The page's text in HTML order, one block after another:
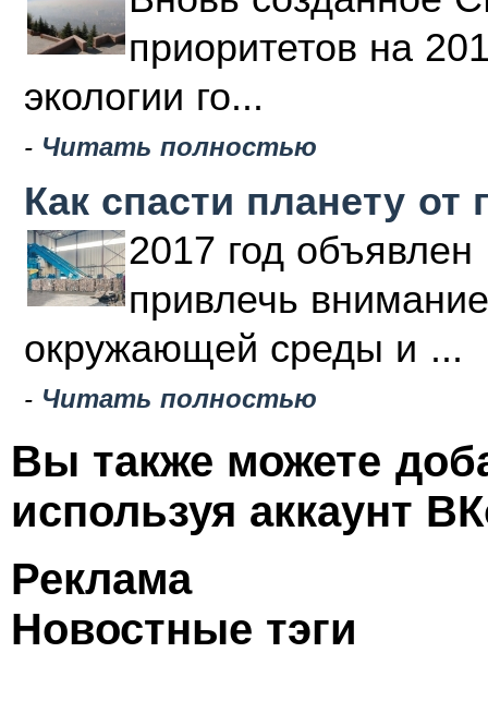
приоритетов на
экологии го...
- Читать полностью
Как спасти планету от
2017 год объявлен
привлечь
окружающей среды и ...
- Читать полностью
Вы также можете
используя аккаунт
Реклама
Новостные тэги